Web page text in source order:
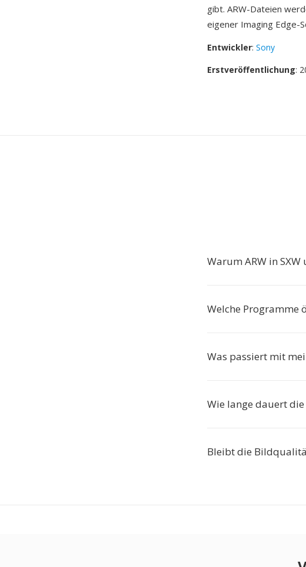
gibt. ARW-Dateien
eigener Imaging Edge-
Entwickler: Sony
Erstveröffentlichung:
Warum ARW in
Welche Programme
Was passiert mit
Wie lange dauert
Bleibt die